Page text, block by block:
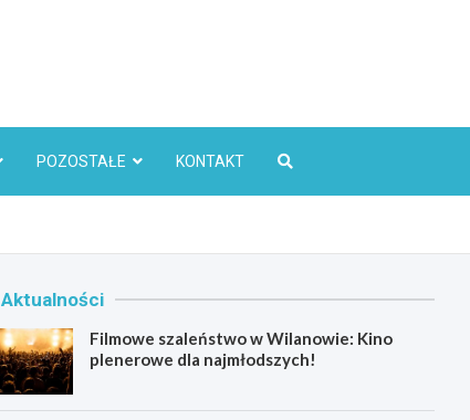
POZOSTAŁE KONTAKT
Aktualności
Filmowe szaleństwo w Wilanowie: Kino
plenerowe dla najmłodszych!